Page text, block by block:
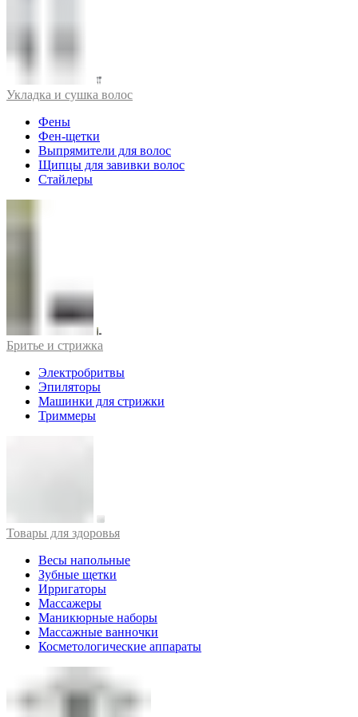
Укладка и сушка волос
Фены
Фен-щетки
Выпрямители для волос
Щипцы для завивки волос
Стайлеры
Бритье и стрижка
Электробритвы
Эпиляторы
Машинки для стрижки
Триммеры
Товары для здоровья
Весы напольные
Зубные щетки
Ирригаторы
Массажеры
Маникюрные наборы
Массажные ванночки
Косметологические аппараты